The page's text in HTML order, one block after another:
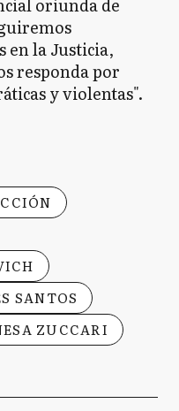
en la Justicia,
responda por
y violentas".
SANTOS
ZUCCARI